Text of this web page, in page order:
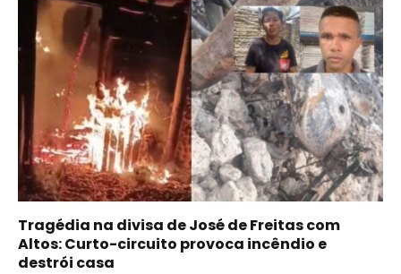
Tragédia na divisa de José de Freitas com
Altos: Curto-circuito provoca incêndio e
destrói casa